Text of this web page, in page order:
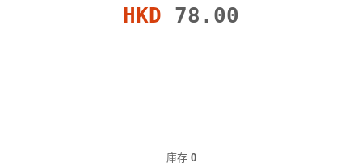
HKD 78.00
庫存 0